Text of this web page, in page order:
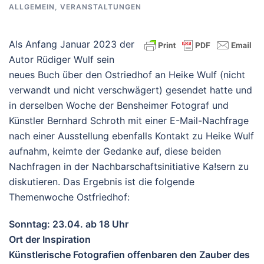
ALLGEMEIN , VERANSTALTUNGEN
Als Anfang Januar 2023 der
Autor Rüdiger Wulf sein
neues Buch über den Ostriedhof an Heike Wulf (nicht
verwandt und nicht verschwägert) gesendet hatte und
in derselben Woche der Bensheimer Fotograf und
Künstler Bernhard Schroth mit einer E-Mail-Nachfrage
nach einer Ausstellung ebenfalls Kontakt zu Heike Wulf
aufnahm, keimte der Gedanke auf, diese beiden
Nachfragen in der Nachbarschaftsinitiative Ka!sern zu
diskutieren. Das Ergebnis ist die folgende
Themenwoche Ostfriedhof:
Sonntag: 23.04. ab 18 Uhr
Ort der Inspiration
Künstlerische Fotografien offenbaren den Zauber des